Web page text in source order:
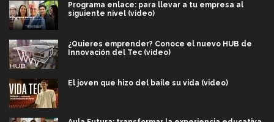
Programa enlace: para llevar a tu empresa al
siguiente nivel (video)
¿Quieres emprender? Conoce el nuevo HUB de
Innovación del Tec (video)
El joven que hizo del baile su vida (video)